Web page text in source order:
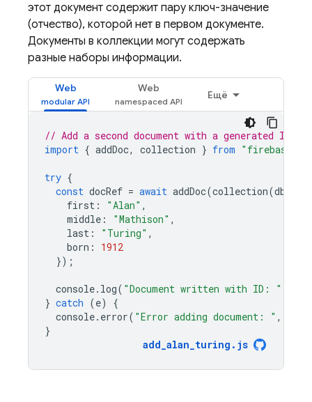
этот документ содержит пару ключ-значение
(отчество), которой нет в первом документе.
Документы в коллекции могут содержать
разные наборы информации.
Web Web
Ещё
// Add a second document with a generated ID.
import { addDoc, collection } from "firebase/
try {
const docRef = await addDoc(collection(db
first : "Alan" ,
middle : "Mathison" ,
last : "Turing" ,
born :
1912
});
console. log( "Document written with ID: "
} catch (e)
{
console. error( "Error adding document: " ,
}
add_alan_turing . js